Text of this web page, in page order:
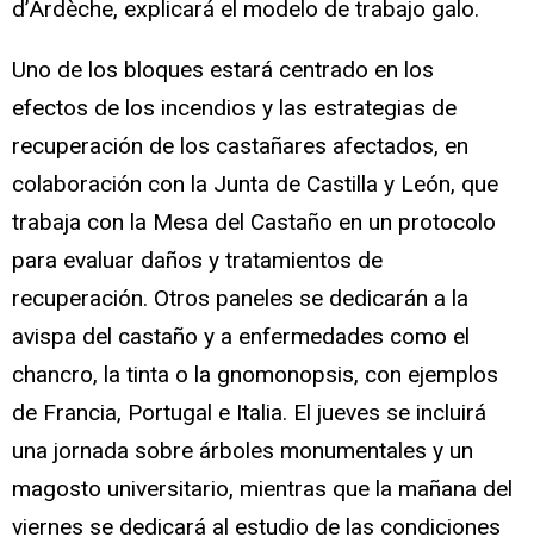
d’Ardèche, explicará el modelo de trabajo galo.
Uno de los bloques estará centrado en los
efectos de los incendios y las estrategias de
recuperación de los castañares afectados, en
colaboración con la Junta de Castilla y León, que
trabaja con la Mesa del Castaño en un protocolo
para evaluar daños y tratamientos de
recuperación. Otros paneles se dedicarán a la
avispa del castaño y a enfermedades como el
chancro, la tinta o la gnomonopsis, con ejemplos
de Francia, Portugal e Italia. El jueves se incluirá
una jornada sobre árboles monumentales y un
magosto universitario, mientras que la mañana del
viernes se dedicará al estudio de las condiciones